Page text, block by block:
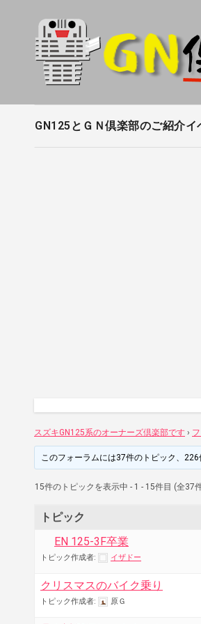
ッ
GN125とＧＮ倶楽部のご紹介イ
スズキGN125系のオーナーズ倶楽部です ›
このフォーラムには37件のトピック、
15件のトピックを表示中 - 1 - 15件目 (全37
トピック
EN 125-3F卒業
トピック作成者: イザドー
クリスマスのバイク乗り
トピック作成者: 原Ｇ